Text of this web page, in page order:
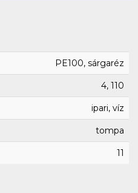
PE100, sárgaréz
4, 110
ipari, víz
tompa
11